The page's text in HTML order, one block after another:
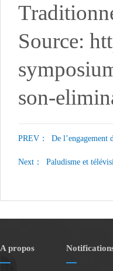
Source:
son-
PREV： De l’engagement
Next： Paludisme et
A propos